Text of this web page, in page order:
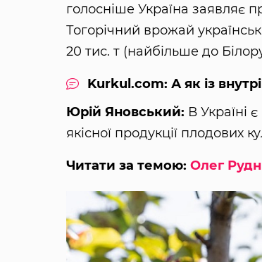
голосніше Україна заявляє
Тогорічний врожай
20 тис. т (найбільше до
Kurkul.com: А як із
Юрій Яновський: В Україні
якісної продукції плодових
Читати за темою: Олег